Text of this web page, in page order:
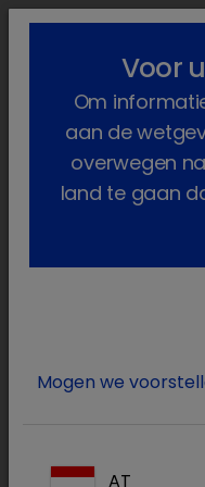
Paarden (en andere
Op diergeneeskundig
Voor
Om
aan de
overwegen
land te gaan
Mogen we
AT